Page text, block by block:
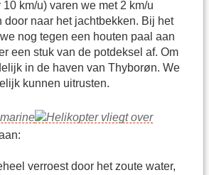
km/u) varen we met 2 km/u
door naar het jachtbekken. Bij het
nog tegen een houten paal aan
een stuk van de potdeksel af. Om
in de haven van Thyborøn. We
kunnen uitrusten.
verroest door het zoute water,